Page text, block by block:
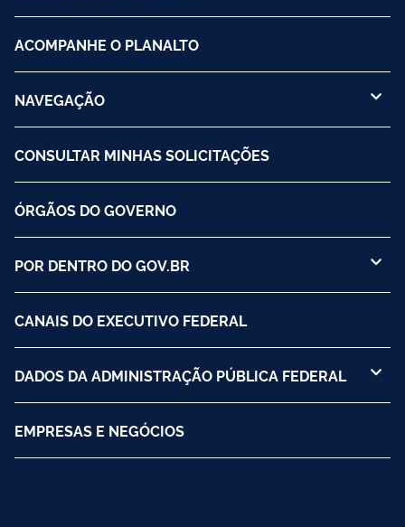
ACOMPANHE O PLANALTO
NAVEGAÇÃO
CONSULTAR MINHAS SOLICITAÇÕES
ÓRGÃOS DO GOVERNO
POR DENTRO DO GOV.BR
CANAIS DO EXECUTIVO FEDERAL
DADOS DA ADMINISTRAÇÃO PÚBLICA FEDERAL
EMPRESAS E NEGÓCIOS